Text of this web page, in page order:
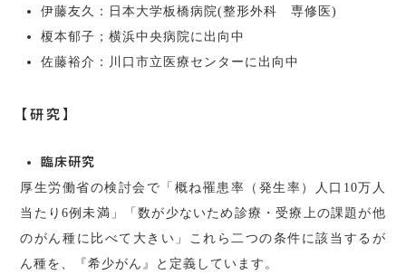
伊藤友久：日本大学板橋病院(整形外科 専修医)
榎本郁子；横浜中央病院に出向中
佐藤裕介：川口市立医療センターに出向中
【研究】
臨床研究
厚生労働省の検討会で「概ね罹患率（発生率）人口10万人
当たり6例未満」「数が少ないため診療・受療上の課題が他
のがん種に比べて大きい」これら二つの条件に該当するが
ん種を、『希少がん』と定義しています。